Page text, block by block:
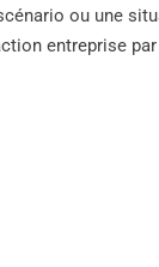
ou une
entreprise par